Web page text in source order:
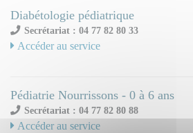
Diabétologie pédiatrique
Secrétariat : 04 77 82 80 33
Accéder au service
Pédiatrie Nourrissons - 0 à 6 ans
Secrétariat : 04 77 82 80 88
Accéder au service